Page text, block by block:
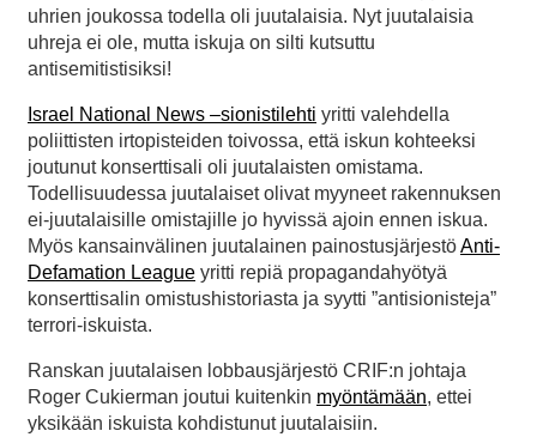
uhrien joukossa todella oli juutalaisia. Nyt juutalaisia
uhreja ei ole, mutta iskuja on silti kutsuttu
antisemitistisiksi!
Israel National News –sionistilehti yritti valehdella
poliittisten irtopisteiden toivossa, että iskun kohteeksi
joutunut konserttisali oli juutalaisten omistama.
Todellisuudessa juutalaiset olivat myyneet rakennuksen
ei-juutalaisille omistajille jo hyvissä ajoin ennen iskua.
Myös kansainvälinen juutalainen painostusjärjestöAnti-
Defamation League yritti repiä propagandahyötyä
konserttisalin omistushistoriasta ja syytti ”antisionisteja”
terrori-iskuista.
Ranskan juutalaisen lobbausjärjestö CRIF:n johtaja
Roger Cukierman joutui kuitenkin myöntämään, ettei
yksikään iskuista kohdistunut juutalaisiin.